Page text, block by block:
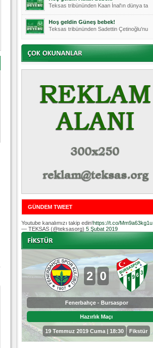
Teksas tribününden Kaan İnal'ın dünya ta
Hoş geldin Güneş bebek!
Teksas tribününden Sadettin Çetinoğlu'nu
Mutluluklar Ceyhun Tetik
Teksas tribünlerinin sevilen isimlerinde
Bursasporumuzun önü açılsın is
Hoş geldin Alaz Bebek!
Teksas.org sistem yöneticisi, ekibimizin
Hoş geldin Göktuğ Bebek!
Teksas.org ekibimizden ve tribünlerimizi
Teksas tribünlerinden Basri İleri'nin dü
Hoş geldin Kerem Bebek!
Tribünlerimizden Mesut Ulusoy'un (Duka)
Hoş geldin Aslan bebek!
Teksas tribününden Kaan İnal'ın dünya ta
Hoş geldin Güneş bebek!
Teksas tribününden Sadettin Çetinoğlu'nu
GÜNDEM TWEET
Youtube kanalımızı takip edin!https://t.co/Mm9a63kg1u
— TEKSAS (@teksasorg) 5 Şubat 2019
2 0
Fenerbahçe - Bursaspor
Hazırlık Maçı
19 Temmuz 2019 Cuma | 18:30 Fikstür